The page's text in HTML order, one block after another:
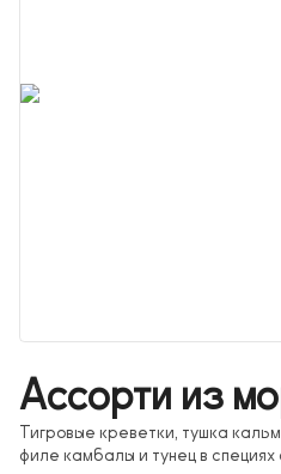
Ассорти из
Тигровые креветки, тушка
филе камбалы и тунец в